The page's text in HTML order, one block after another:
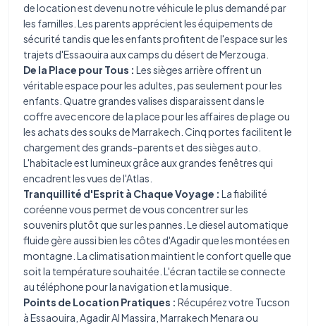
de location est devenu notre véhicule le plus demandé par
les familles. Les parents apprécient les équipements de
sécurité tandis que les enfants profitent de l'espace sur les
trajets d'Essaouira aux camps du désert de Merzouga.
De la Place pour Tous : Les sièges arrière offrent un
véritable espace pour les adultes, pas seulement pour les
enfants. Quatre grandes valises disparaissent dans le
coffre avec encore de la place pour les affaires de plage ou
les achats des souks de Marrakech. Cinq portes facilitent le
chargement des grands-parents et des sièges auto.
L'habitacle est lumineux grâce aux grandes fenêtres qui
encadrent les vues de l'Atlas.
Tranquillité d'Esprit à Chaque Voyage : La fiabilité
coréenne vous permet de vous concentrer sur les
souvenirs plutôt que sur les pannes. Le diesel automatique
fluide gère aussi bien les côtes d'Agadir que les montées en
montagne. La climatisation maintient le confort quelle que
soit la température souhaitée. L'écran tactile se connecte
au téléphone pour la navigation et la musique.
Points de Location Pratiques : Récupérez votre Tucson
à Essaouira, Agadir Al Massira, Marrakech Menara ou